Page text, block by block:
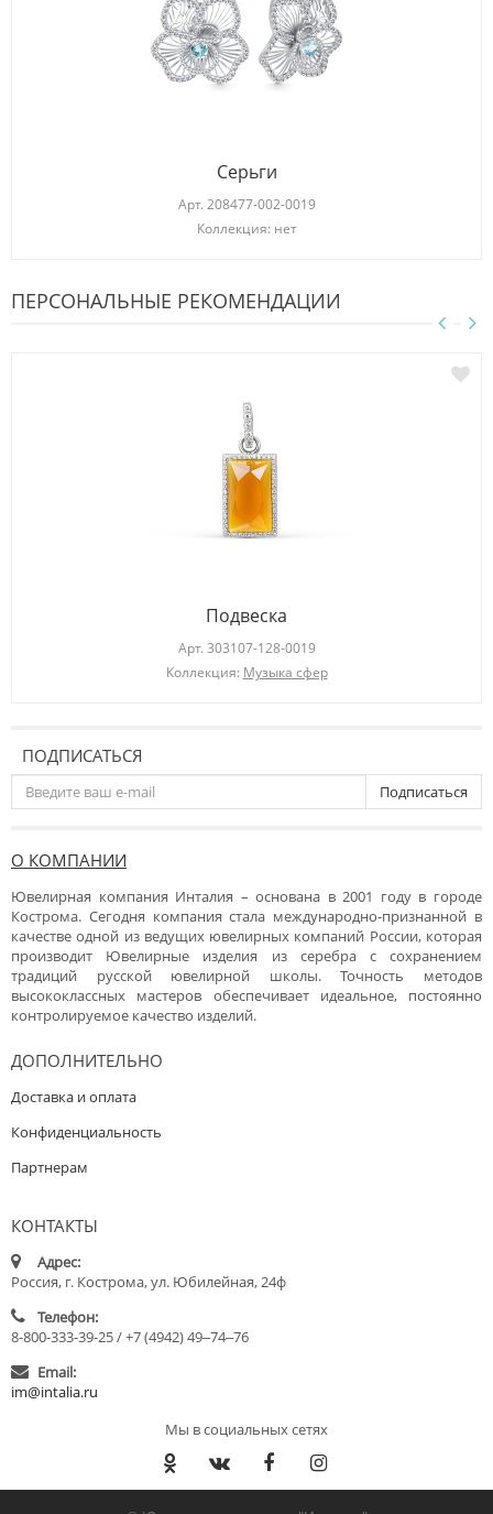
Серьги
Арт. 208477-002-0019
Коллекция: нет
ПЕРСОНАЛЬНЫЕ РЕКОМЕНДАЦИИ
Подвеска
Арт. 303107-128-0019
Коллекция: Музыка сфер
ПОДПИСАТЬСЯ
Подписаться
О КОМПАНИИ
Ювелирная компания Инталия – основана в 2001 году в городе
Кострома. Сегодня компания стала международно-признанной в
качестве одной из ведущих ювелирных компаний России, которая
производит Ювелирные изделия из серебра с сохранением
традиций русской ювелирной школы. Точность методов
высококлассных мастеров обеспечивает идеальное, постоянно
контролируемое качество изделий.
ДОПОЛНИТЕЛЬНО
Доставка и оплата
Конфиденциальность
Партнерам
КОНТАКТЫ
Адрес:
Россия, г. Кострома, ул. Юбилейная, 24ф
Телефон:
8-800-333-39-25 / +7 (4942) 49‒74‒76
Email:
im@intalia.ru
Мы в социальных сетях